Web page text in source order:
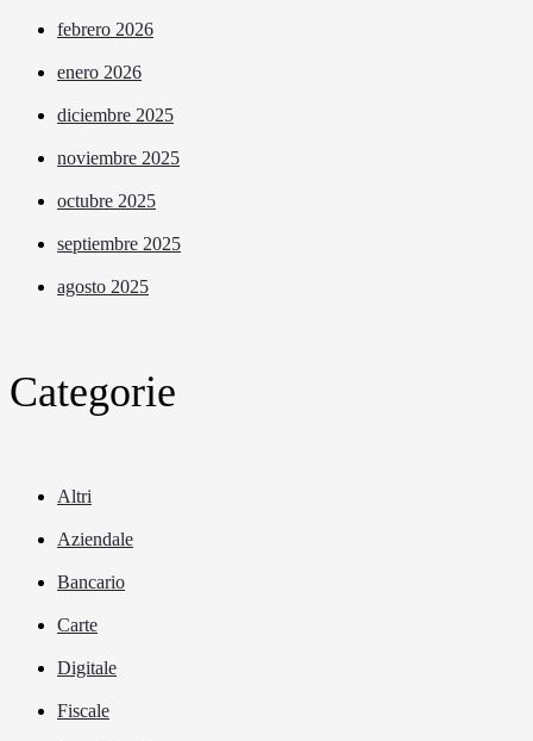
febrero 2026
enero 2026
diciembre 2025
noviembre 2025
octubre 2025
septiembre 2025
agosto 2025
Categorie
Altri
Aziendale
Bancario
Carte
Digitale
Fiscale